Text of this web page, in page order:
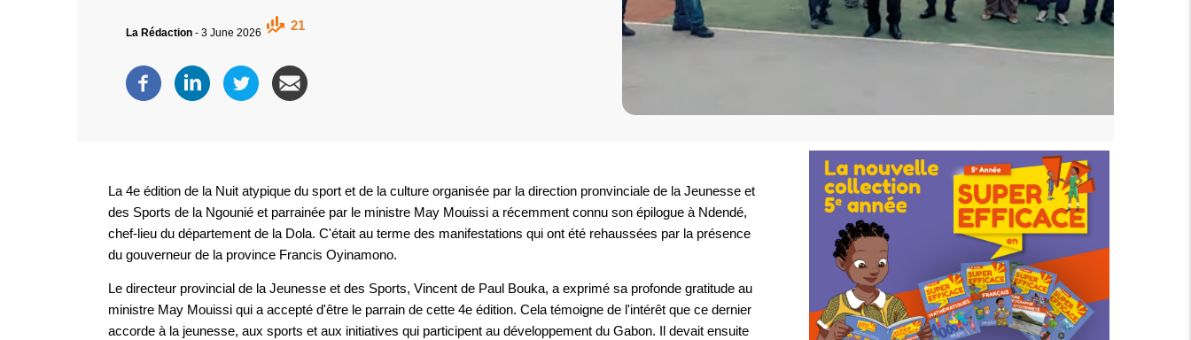
La Rédaction - 3 June 2026
21
La 4e édition de la Nuit atypique du sport et de la culture organisée par la direction pronvinciale de la Jeunesse et
des Sports de la Ngounié et parrainée par le ministre May Mouissi a récemment connu son épilogue à Ndendé,
chef-lieu du département de la Dola. C'était au terme des manifestations qui ont été rehaussées par la présence
du gouverneur de la province Francis Oyinamono.
Le directeur provincial de la Jeunesse et des Sports, Vincent de Paul Bouka, a exprimé sa profonde gratitude au
ministre May Mouissi qui a accepté d'être le parrain de cette 4e édition. Cela témoigne de l'intérêt que ce dernier
accorde à la jeunesse, aux sports et aux initiatives qui participent au développement du Gabon. Il devait ensuite